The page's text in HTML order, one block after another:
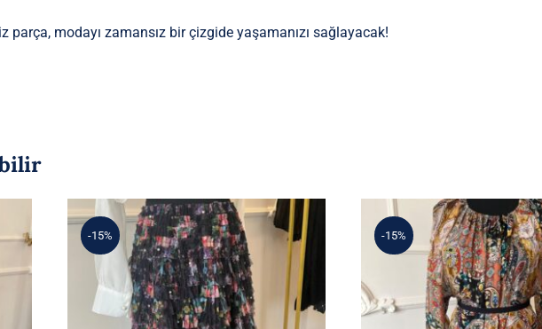
parça, modayı zamansız bir çizgide yaşamanızı sağlayacak!
-15% -15%